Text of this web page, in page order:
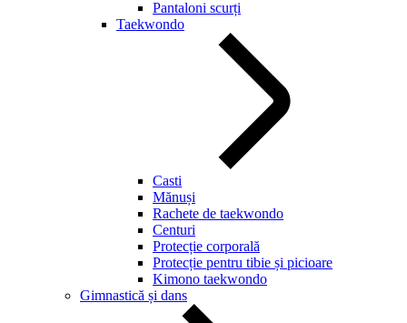
Pantaloni scurți
Taekwondo
Casti
Mănuși
Rachete de taekwondo
Centuri
Protecție corporală
Protecție pentru tibie și picioare
Kimono taekwondo
Gimnastică și dans